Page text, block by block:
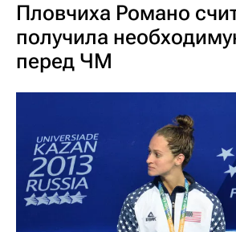
Пловчиха Романо
получила
перед ЧМ